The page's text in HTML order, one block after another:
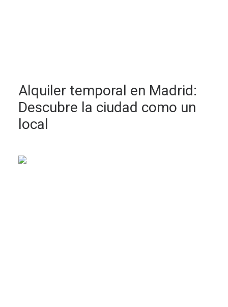
Alquiler temporal en Madrid:
Descubre la ciudad como un
local